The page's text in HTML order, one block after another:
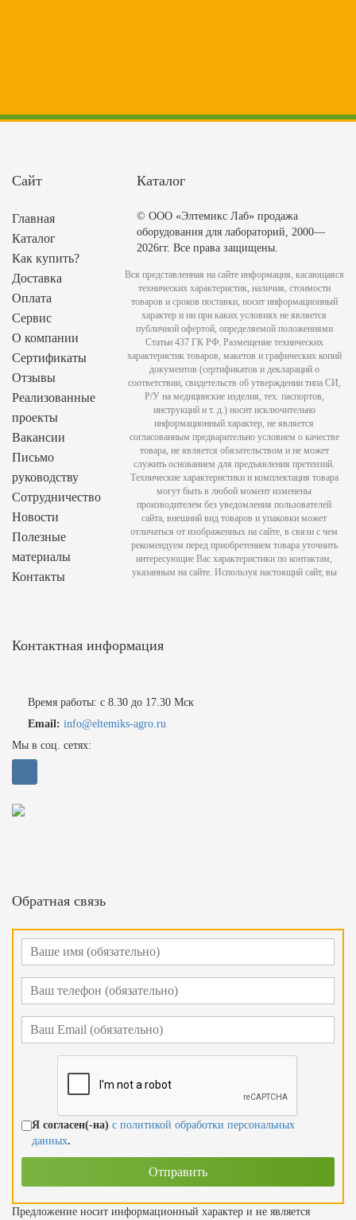
Сайт
Главная
Каталог
Как купить?
Доставка
Оплата
Сервис
О компании
Сертификаты
Отзывы
Реализованные
проекты
Вакансии
Письмо
руководству
Сотрудничество
Новости
Полезные
материалы
Контакты
Каталог
Контактная информация
Время работы: с 8.30 до 17.30 Мск
Email: info@eltemiks-agro.ru
Мы в соц. сетях:
Обратная связь
Я согласен(-на) с политикой обработки персональных
данных.
Предложение носит информационный характер и не является
© ООО «Элтемикс Лаб» продажа
оборудования для лабораторий, 2000—
2026гг. Все права защищены.
Вся представленная на сайте информация, касающаяся
технических характеристик, наличия, стоимости
товаров и сроков поставки, носит информационный
характер и ни при каких условиях не является
публичной офертой, определяемой положениями
Статьи 437 ГК РФ. Размещение технических
характеристик товаров, макетов и графических копий
документов (сертификатов и деклараций о
соответствии, свидетельств об утверждении типа СИ,
Р/У на медицинские изделия, тех. паспортов,
инструкций и т. д.) носит исключительно
информационный характер, не является
согласованным предварительно условием о качестве
товара, не является обязательством и не может
служить основанием для предъявления претензий.
Технические характеристики и комплектация товара
могут быть в любой момент изменены
производителем без уведомления пользователей
сайта, внешний вид товаров и упаковки может
отличаться от изображенных на сайте, в связи с чем
рекомендуем перед приобретением товара уточнить
интересующие Вас характеристики по контактам,
указанным на сайте. Используя настоящий сайт, вы